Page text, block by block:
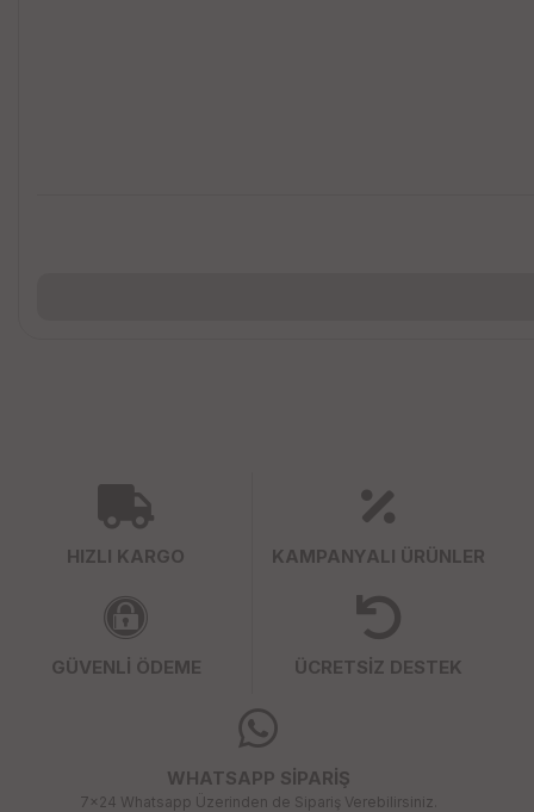
HIZLI KARGO KAMPANYALI ÜRÜNLER
GÜVENLİ ÖDEME ÜCRETSİZ DESTEK
WHATSAPP SİPARİŞ
7x24 Whatsapp Üzerinden de Sipariş Verebilirsiniz.